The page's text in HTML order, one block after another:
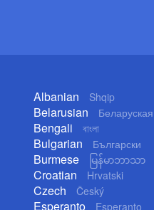
Albanian Shqip
Belarusian Беларуская
Bengali বাংলা
Bulgarian Български
Burmese မြန်မာဘာသာ
Croatian Hrvatski
Czech Český
Esperanto Esperanto